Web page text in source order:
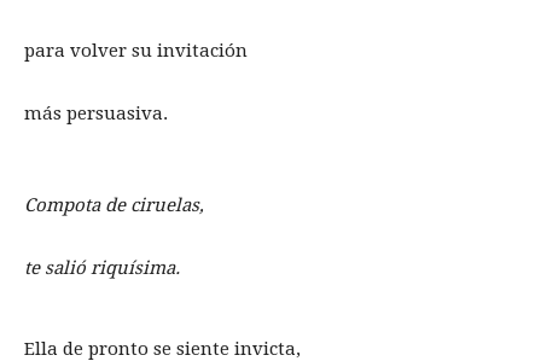
para volver su invitación
más persuasiva.
Compota de ciruelas,
te salió riquísima.
Ella de pronto se siente invicta,